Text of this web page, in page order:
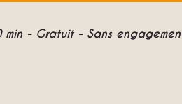
min - Gratuit - Sans